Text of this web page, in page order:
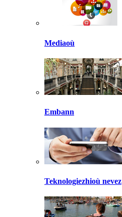
Mediaoù
Embann
Teknologiezhioù nevez